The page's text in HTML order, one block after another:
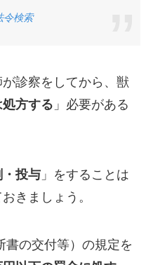
令検索
診察をしてから、獣
方する 」必要がある
投与」をすることは
きましょう。
書の交付等）の規定を